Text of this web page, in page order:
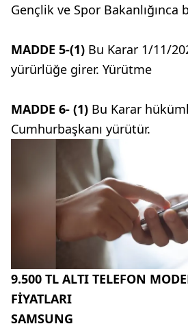
Gençlik ve Spor Bakanlığınca
MADDE 5-(1) Bu Karar 1/11/
yürürlüğe girer. Yürütme
MADDE 6- (1) Bu Karar
Cumhurbaşkanı yürütür.
9.500 TL ALTI TELEFON
FİYATLARI
SAMSUNG